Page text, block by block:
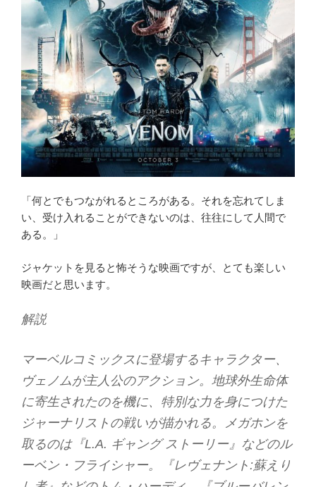
「何とでもつながれるところがある。それを忘れてしま
い、受け入れることができないのは、往往にして人間で
ある。」
ジャケットを見ると怖そうな映画ですが、とても楽しい
映画だと思います。
解説
マーベルコミックスに登場するキャラクター、
ヴェノムが主人公のアクション。地球外生命体
に寄生されたのを機に、特別な力を身につけた
ジャーナリストの戦いが描かれる。メガホンを
取るのは『L.A. ギャング ストーリー』などのル
ーベン・フライシャー。『レヴェナント:蘇えり